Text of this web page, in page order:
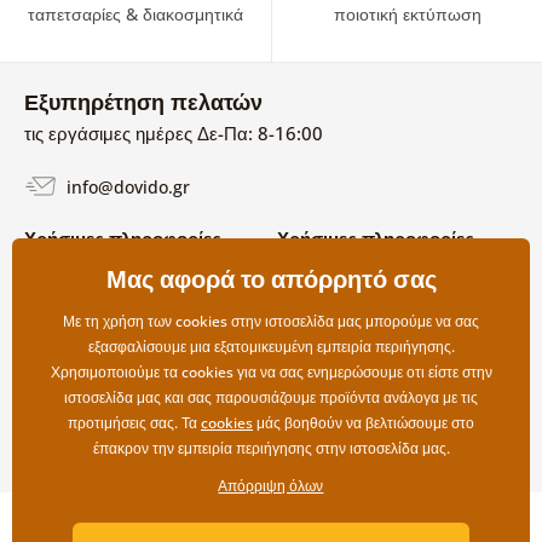
ταπετσαρίες & διακοσμητικά ποιοτική εκτύπωση
Εξυπηρέτηση πελατών
τις εργάσιμες ημέρες Δε-Πα: 8-16:00
info@dovido.gr
Χρήσιμες πληροφορίες
Όροι χρήσης και επιστροφών
Επιλογές αποστολής και
πληρωμής
Επιστροφές
Χρήσιμες πληροφορίες
Σχετικά με εμάς
Συχνές Ερωτήσεις
Επικοινωνία
Copyright ©2019 © Dovido.gr.
Μας αφορά το απόρρητό σας
Με τη χρήση των cookies στην ιστοσελίδα μας μπορούμε να σας
εξασφαλίσουμε μια εξατομικευμένη εμπειρία περιήγησης.
Χρησιμοποιούμε τα cookies για να σας ενημερώσουμε οτι είστε στην
ιστοσελίδα μας και σας παρουσιάζουμε προϊόντα ανάλογα με τις
προτιμήσεις σας. Ταcookiesμάς βοηθούν να βελτιώσουμε στο
έπακρον την εμπειρία περιήγησης στην ιστοσελίδα μας.
Απόρριψη όλων